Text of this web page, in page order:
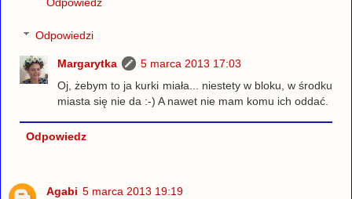
Odpowiedz
Odpowiedzi
Margarytka
5 marca 2013 17:03
Oj, żebym to ja kurki miała... niestety w bloku, w środku
miasta się nie da :-) A nawet nie mam komu ich oddać.
Odpowiedz
Agabi 5 marca 2013 19:19